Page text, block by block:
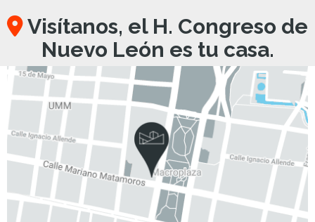
Visítanos, el H. Congreso de
Nuevo León es tu casa.